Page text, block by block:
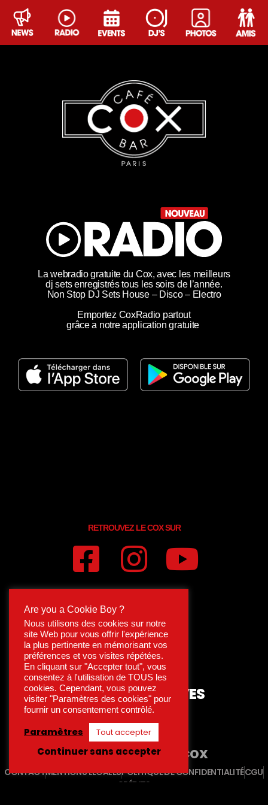
La webradio gratuite du Cox,avec les meilleurs
dj sets enregistrés tous les soirs de l’année.
Non Stop DJ Sets House – Disco – Electro
Emportez CoxRadio partout
grâce a notre application gratuite
RETROUVEZ LE COX SUR
15 RUE DES ARCHIVES
75004 PARIS
MÉTRO HÔTEL DE VILLE
ENGAGÉLES AMIS DU COX
CONTACTMENTIONS LÉGALESPOLITIQUE DE CONFIDENTIALITÉCGU
CRÉDITS
Are you a Cookie Boy ?
Nous utilisons des cookies sur notre
site Web pour vous offrir l'expérience
la plus pertinente en mémorisant vos
préférences et vos visites répétées.
En cliquant sur "Accepter tout", vous
consentez à l'utilisation de TOUS les
cookies. Cependant, vous pouvez
visiter "Paramètres des cookies" pour
fournir un consentement contrôlé.
Paramètres Tout accepter
Continuer sans accepter